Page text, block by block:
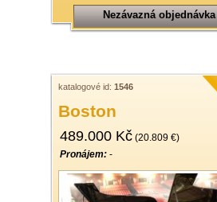
Nezávazná objednávka
katalogové id: 1546
Boston
489.000 Kč (20.809 €)
Pronájem: -